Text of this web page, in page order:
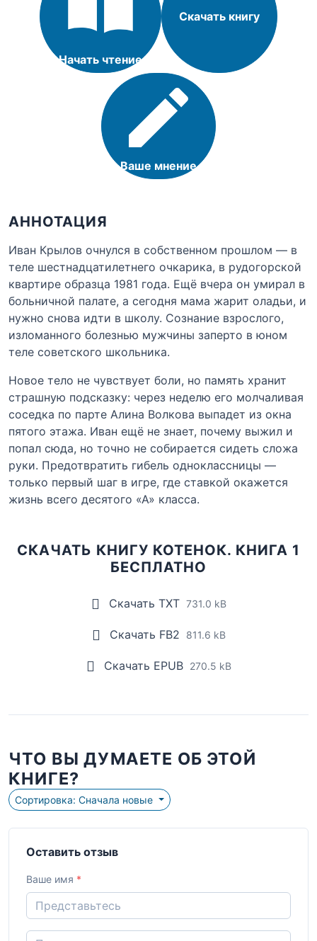
Начать чтение
Скачать книгу
Ваше мнение
АННОТАЦИЯ
Иван Крылов очнулся в собственном прошлом — в
теле шестнадцатилетнего очкарика, в рудогорской
квартире образца 1981 года. Ещё вчера он умирал в
больничной палате, а сегодня мама жарит оладьи, и
нужно снова идти в школу. Сознание взрослого,
изломанного болезнью мужчины заперто в юном
теле советского школьника.
Новое тело не чувствует боли, но память хранит
страшную подсказку: через неделю его молчаливая
соседка по парте Алина Волкова выпадет из окна
пятого этажа. Иван ещё не знает, почему выжил и
попал сюда, но точно не собирается сидеть сложа
руки. Предотвратить гибель одноклассницы —
только первый шаг в игре, где ставкой окажется
жизнь всего десятого «А» класса.
СКАЧАТЬ КНИГУ КОТЕНОК. КНИГА 1
БЕСПЛАТНО
Скачать TXT 731.0 kB
Скачать FB2 811.6 kB
Скачать EPUB 270.5 kB
ЧТО ВЫ ДУМАЕТЕ ОБ ЭТОЙ
КНИГЕ?
Сортировка: Сначала новые
Оставить отзыв
Ваше имя *